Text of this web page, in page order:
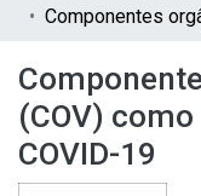
(COV)
COVID-19